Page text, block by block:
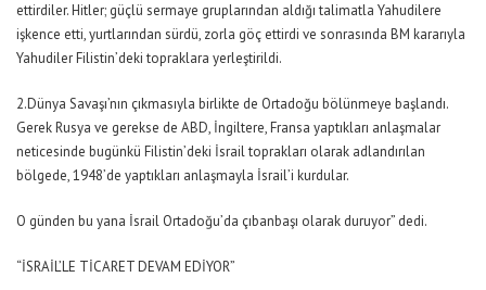
ettirdiler. Hitler; güçlü sermaye gruplarından aldığı talimatla Yahudilere
işkence etti, yurtlarından sürdü, zorla göç ettirdi ve sonrasında BM kararıyla
Yahudiler Filistin’deki topraklara yerleştirildi.
2.Dünya Savaşı’nın çıkmasıyla birlikte de Ortadoğu bölünmeye başlandı.
Gerek Rusya ve gerekse de ABD, İngiltere, Fransa yaptıkları anlaşmalar
neticesinde bugünkü Filistin’deki İsrail toprakları olarak adlandırılan
bölgede, 1948’de yaptıkları anlaşmayla İsrail’i kurdular.
O günden bu yana İsrail Ortadoğu’da çıbanbaşı olarak duruyor” dedi.
“İSRAİL’LE TİCARET DEVAM EDİYOR”